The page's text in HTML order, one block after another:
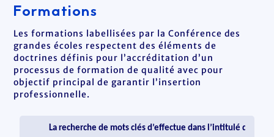
Formations
Les formations labellisées par la Conférence des
grandes écoles respectent des éléments de
doctrines définis pour l’accréditation d’un
processus de formation de qualité avec pour
objectif principal de garantir l’insertion
professionnelle.